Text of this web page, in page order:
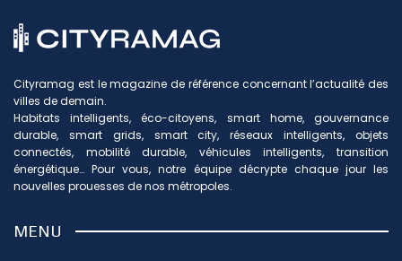
Cityramag est le magazine de référence concernant l’actualité des
villes de demain.
Habitats intelligents, éco-citoyens, smart home, gouvernance
durable, smart grids, smart city, réseaux intelligents, objets
connectés, mobilité durable, véhicules intelligents, transition
énergétique… Pour vous, notre équipe décrypte chaque jour les
nouvelles prouesses de nos métropoles.
MENU